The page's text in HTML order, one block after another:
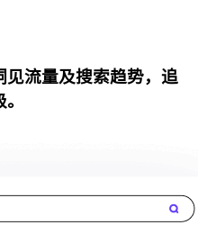
见流量及搜索趋势，追